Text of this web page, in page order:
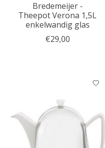
Bredemeijer -
Theepot Verona 1,5L
enkelwandig glas
€29,00